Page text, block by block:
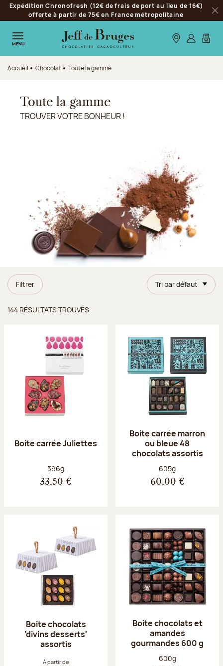
Aller à la navigation
Aller au contenu principal
Aller au pied de page
Expédition Chronofresh (12€ de frais de port au lieu de 16€)
offerte à partir de 75€ en France métropolitaine
MENU Nos boutiques
S’identifier
Mon
Accueil Chocolat Toute la gamme
Toute la gamme
TROUVER VOTRE BONHEUR !
Filtrer Tri par défaut
144 RÉSULTATS TROUVÉS
Boite carrée Juliettes
Poids net :
396g
33,50 €
Boite carrée marron
ou bleue 48
chocolats assortis
Poids net :
605g
60,00 €
Boite chocolats
'divins desserts'
assortis
À partir de
Boite chocolats et
amandes
gourmandes 600 g
Poids net :
600g